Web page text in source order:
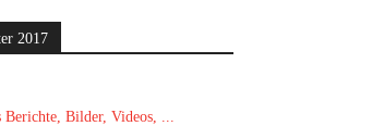
2017
Berichte, Bilder, Videos, ...